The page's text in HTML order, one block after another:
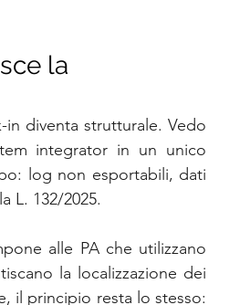
la
diventa strutturale. Vedo
integrator in un unico
log non esportabili, dati
132/2025.
alle PA che utilizzano
la localizzazione dei
il principio resta lo stesso: